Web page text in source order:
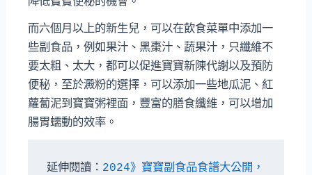
而六個月以上的新生兒，可以在飲食菜單中添加一
些副食品，例如果汁、黑棗汁、蔬果汁，只纖維不
要太粗、太大，都可以促進寶寶新陳代謝以及預防
便秘，至於澱粉的選擇，可以添加一些地瓜泥、紅
蘿蔔泥到寶寶粥裡面，豐富的膳食纖維，可以增加
腸胃蠕動的效率。
延伸閱讀： 2024》寶寶副食品食譜大公開，